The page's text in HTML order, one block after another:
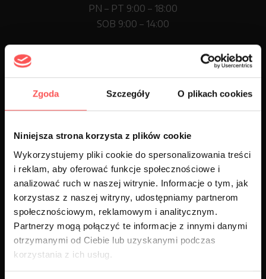
Zgoda Szczegóły O plikach cookies
Niniejsza strona korzysta z plików cookie
Wykorzystujemy pliki cookie do spersonalizowania treści
i reklam, aby oferować funkcje społecznościowe i
analizować ruch w naszej witrynie. Informacje o tym, jak
korzystasz z naszej witryny, udostępniamy partnerom
społecznościowym, reklamowym i analitycznym.
Partnerzy mogą połączyć te informacje z innymi danymi
otrzymanymi od Ciebie lub uzyskanymi podczas
korzystania z ich usług.
PN – PT 9:00 – 18:00
SOB 9:00 – 14:00
KONOPNICA 164 A
21-030 MOTYCZ
PN – PT 9:00 – 18:00
GODZINY OTWARCIA
Pn – Pt 8:00 – 18:00
Sob 8:00 – 14:00
Technotop autoryzowany dealer samochodów
Lublin